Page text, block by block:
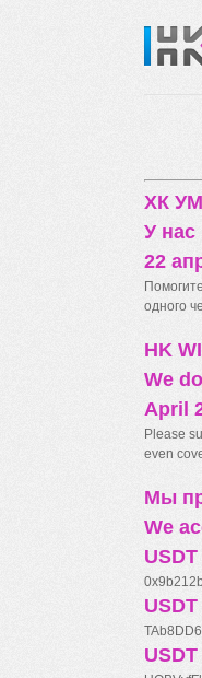
ХК
У нас
22
одного
HK
We
April
Please
even
Мы
We